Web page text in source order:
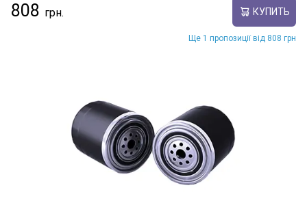
808 КУПИТЬ
Ще 1 пропозиції від 808 грн